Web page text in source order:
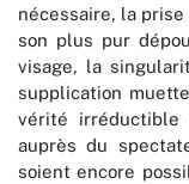
nécessaire, la prise
son plus pur
visage, la
supplication
vérité irréductible
auprès du
soient encore